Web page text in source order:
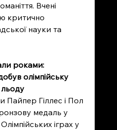
Вчені
критично
науки та
роками:
олімпійську
Пайпер Гіллес і Пол
медаль у
іграх у